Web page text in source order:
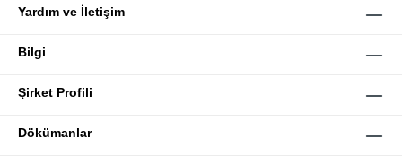
Yardım ve İletişim
Bilgi
Şirket Profili
Dökümanlar